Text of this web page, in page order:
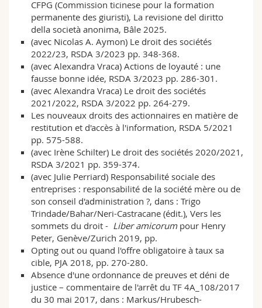
CFPG (Commission ticinese pour la formation
permanente des giuristi), La revisione del diritto
della società anonima, Bâle 2025.
(avec Nicolas A. Aymon) Le droit des sociétés
2022/23, RSDA 3/2023 pp. 348-368.
(avec Alexandra Vraca) Actions de loyauté : une
fausse bonne idée, RSDA 3/2023 pp. 286-301.
(avec Alexandra Vraca) Le droit des sociétés
2021/2022, RSDA 3/2022 pp. 264-279.
Les nouveaux droits des actionnaires en matière de
restitution et d'accès à l'information, RSDA 5/2021
pp. 575-588.
(avec Irène Schilter) Le droit des sociétés 2020/2021,
RSDA 3/2021 pp. 359-374.
(avec Julie Perriard) Responsabilité sociale des
entreprises : responsabilité de la société mère ou de
son conseil d'administration ?, dans : Trigo
Trindade/Bahar/Neri-Castracane (édit.), Vers les
sommets du droit - Liber amicorumpour Henry
Peter, Genève/Zurich 2019, pp.
Opting out ou quand l'offre obligatoire à taux sa
cible, PJA 2018, pp. 270-280.
Absence d'une ordonnance de preuves et déni de
justice – commentaire de l'arrêt du TF 4A_108/2017
du 30 mai 2017, dans : Markus/Hrubesch-